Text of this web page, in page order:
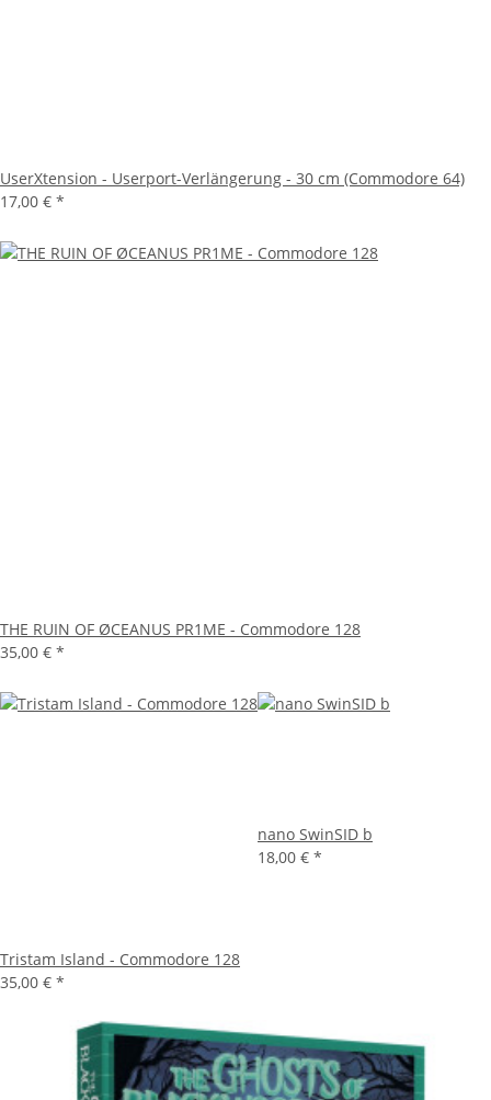
UserXtension - Userport-Verlängerung - 30 cm (Commodore 64)
17,00 € *
THE RUIN OF ØCEANUS PR1ME - Commodore 128
35,00 € *
Tristam Island - Commodore 128
35,00 € *
nano SwinSID b
18,00 € *